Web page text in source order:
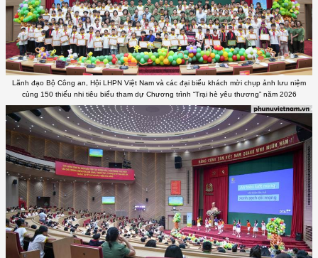
Lãnh đạo Bộ Công an, Hội LHPN Việt Nam và các đại biểu khách mời chụp ảnh lưu niệm
cùng 150 thiếu nhi tiêu biểu tham dự Chương trình “Trại hè yêu thương” năm 2026